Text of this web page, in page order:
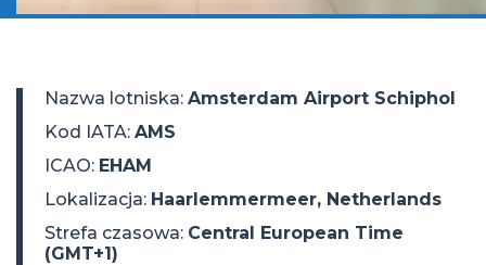
Nazwa lotniska: Amsterdam Airport Schiphol
Kod IATA: AMS
ICAO: EHAM
Lokalizacja: Haarlemmermeer, Netherlands
Strefa czasowa: Central European Time
(GMT+1)